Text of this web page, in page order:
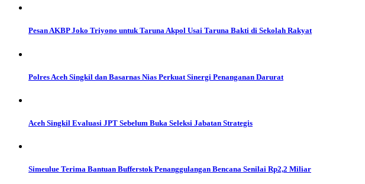
Pesan AKBP Joko Triyono untuk Taruna Akpol Usai Taruna Bakti di Sekolah Rakyat
Polres Aceh Singkil dan Basarnas Nias Perkuat Sinergi Penanganan Darurat
Aceh Singkil Evaluasi JPT Sebelum Buka Seleksi Jabatan Strategis
Simeulue Terima Bantuan Bufferstok Penanggulangan Bencana Senilai Rp2,2 Miliar